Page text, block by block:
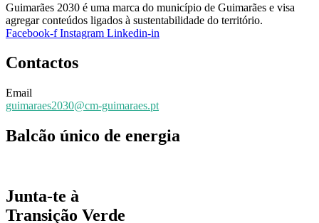
Guimarães 2030 é uma marca do município de Guimarães e visa
agregar conteúdos ligados à sustentabilidade do território.
Facebook-f Instagram Linkedin-in
Contactos
Email
guimaraes2030@cm-guimaraes.pt
Balcão único de energia
Junta-te à
Transição Verde